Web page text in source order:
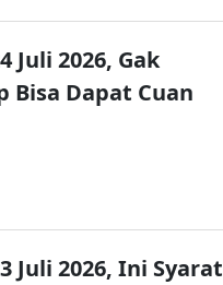
Juli 2026, Gak
Bisa Dapat Cuan
Juli 2026, Ini Syarat